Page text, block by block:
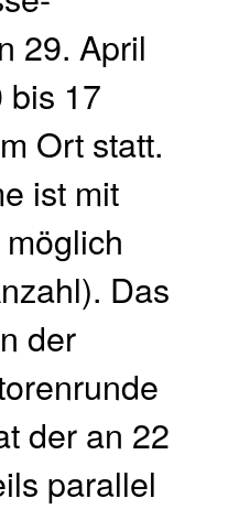
29. April
bis 17
Ort statt.
ist mit
Das
der
der an 22
parallel